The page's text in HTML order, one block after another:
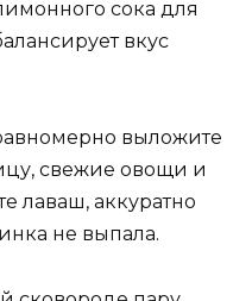
сока для
вкус
выложите
свежие овощи и
лаваш, аккуратно
не выпала.